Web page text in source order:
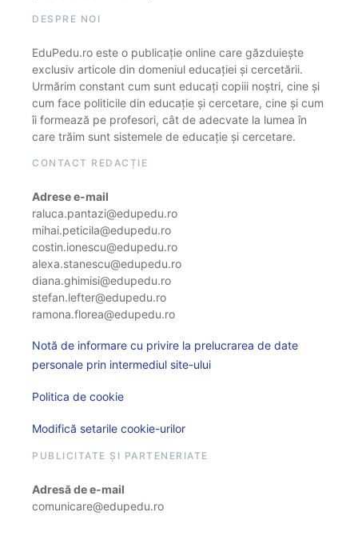
DESPRE NOI
EduPedu.ro este o publicație online care găzduiește
exclusiv articole din domeniul educației și cercetării.
Urmărim constant cum sunt educați copiii noștri, cine și
cum face politicile din educație și cercetare, cine și cum
îi formează pe profesori, cât de adecvate la lumea în
care trăim sunt sistemele de educație și cercetare.
CONTACT REDACȚIE
Adrese e-mail
raluca.pantazi@edupedu.ro
mihai.peticila@edupedu.ro
costin.ionescu@edupedu.ro
alexa.stanescu@edupedu.ro
diana.ghimisi@edupedu.ro
stefan.lefter@edupedu.ro
ramona.florea@edupedu.ro
Notă de informare cu privire la prelucrarea de date
personale prin intermediul site-ului
Politica de cookie
Modifică setarile cookie-urilor
PUBLICITATE ȘI PARTENERIATE
Adresă de e-mail
comunicare@edupedu.ro